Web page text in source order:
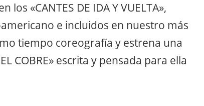
«CANTES DE IDA Y VUELTA»,
e incluidos en nuestro más
tiempo coreografía y estrena una
COBRE» escrita y pensada para ella